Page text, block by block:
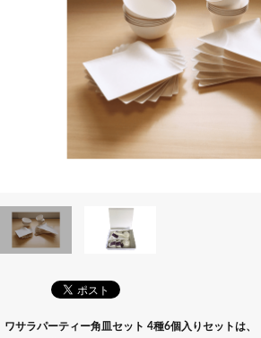
ワサラパーティー角皿セット 4種6個入りセットは